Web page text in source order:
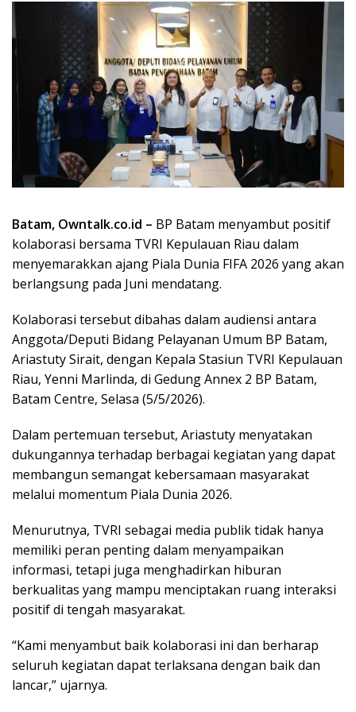
Batam, Owntalk.co.id – BP Batam menyambut positif
kolaborasi bersama TVRI Kepulauan Riau dalam
menyemarakkan ajang Piala Dunia FIFA 2026 yang akan
berlangsung pada Juni mendatang.
Kolaborasi tersebut dibahas dalam audiensi antara
Anggota/Deputi Bidang Pelayanan Umum BP Batam,
Ariastuty Sirait, dengan Kepala Stasiun TVRI Kepulauan
Riau, Yenni Marlinda, di Gedung Annex 2 BP Batam,
Batam Centre, Selasa (5/5/2026).
Dalam pertemuan tersebut, Ariastuty menyatakan
dukungannya terhadap berbagai kegiatan yang dapat
membangun semangat kebersamaan masyarakat
melalui momentum Piala Dunia 2026.
Menurutnya, TVRI sebagai media publik tidak hanya
memiliki peran penting dalam menyampaikan
informasi, tetapi juga menghadirkan hiburan
berkualitas yang mampu menciptakan ruang interaksi
positif di tengah masyarakat.
“Kami menyambut baik kolaborasi ini dan berharap
seluruh kegiatan dapat terlaksana dengan baik dan
lancar,” ujarnya.